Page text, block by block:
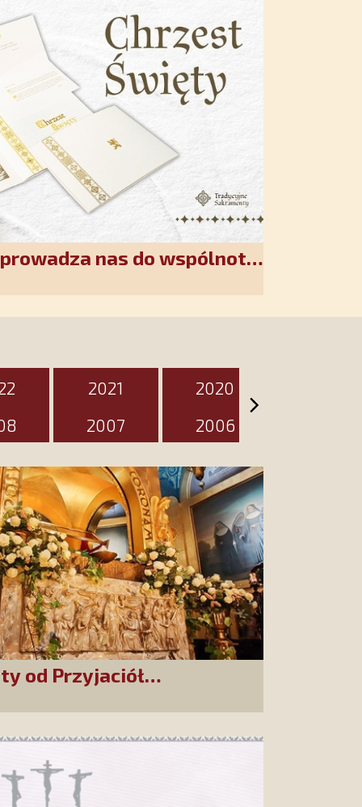
nas do wspólnoty
2021 2020
2007 2006
od Przyjaciół